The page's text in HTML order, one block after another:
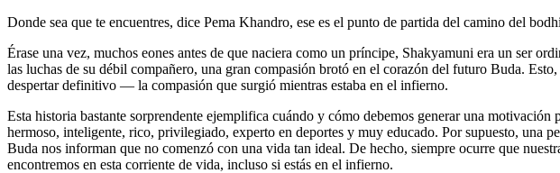
Donde sea que te encuentres, dice Pema Khandro, ese es el punto de partida del camino del
Érase una vez, muchos eones antes de que naciera como un príncipe, Shakyamuni era un ser
las luchas de su débil compañero, una gran compasión brotó en el corazón del futuro Buda.
despertar definitivo ― la compasión que surgió mientras estaba en el infierno.
Esta historia bastante sorprendente ejemplifica cuándo y cómo debemos generar una
hermoso, inteligente, rico, privilegiado, experto en deportes y muy educado. Por supuesto, una
Buda nos informan que no comenzó con una vida tan ideal. De hecho, siempre ocurre que
encontremos en esta corriente de vida, incluso si estás en el infierno.